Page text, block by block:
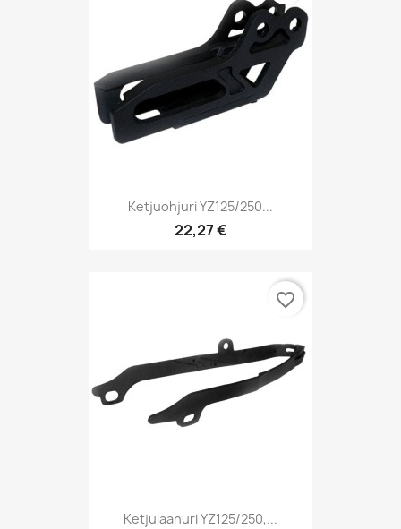
Ketjuohjuri YZ125/250...
22,27 €
Ketjulaahuri YZ125/250,...
favorite_border